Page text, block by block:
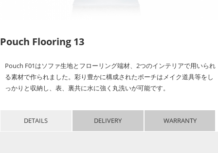
Pouch Flooring 13
Pouch F01はソファ生地とフローリング端材、2つのインテリアで用いられ
る素材で作られました。彩り豊かに構成されたポーチはメイク道具等をし
っかりと収納し、表、裏共に水に強く丸洗いが可能です。
DETAILS DELIVERY WARRANTY